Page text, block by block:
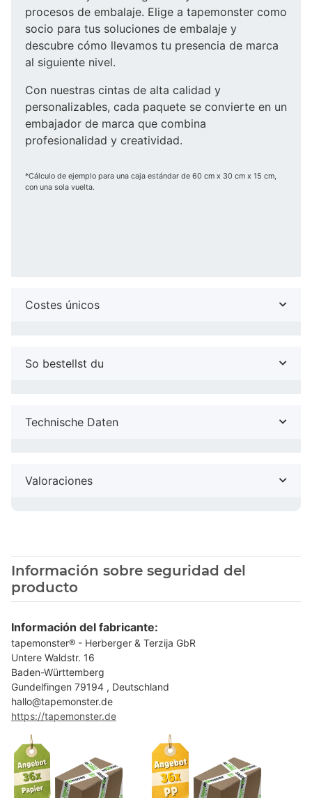
procesos de embalaje. Elige a tapemonster como
socio para tus soluciones de embalaje y
descubre cómo llevamos tu presencia de marca
al siguiente nivel.
Con nuestras cintas de alta calidad y
personalizables, cada paquete se convierte en un
embajador de marca que combina
profesionalidad y creatividad.
*Cálculo de ejemplo para una caja estándar de 60 cm x 30 cm x 15 cm,
con una sola vuelta.
Costes únicos
So bestellst du
Technische Daten
Valoraciones
Información sobre seguridad del
producto
Información del fabricante:
tapemonster® - Herberger & Terzija GbR
Untere Waldstr. 16
Baden-Württemberg
Gundelfingen 79194 , Deutschland
hallo@tapemonster.de
https://tapemonster.de